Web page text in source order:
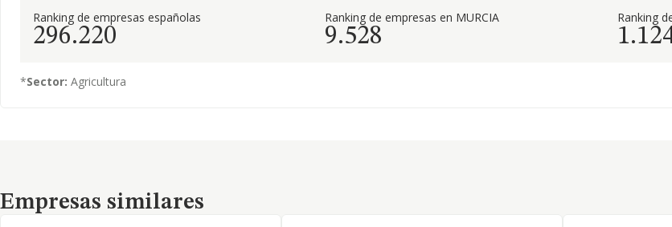
Ranking de empresas españolas
296.220
Ranking de empresas en MURCIA
9.528
Ranking
*Sector: Agricultura
Empresas similares
Empresas similares